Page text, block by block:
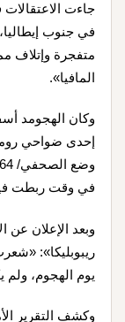
جاءت الاعتقالات
في جنوب
متفجرة وإتلاف
المافيا».
وكان الهجومد
إحدى ضواحي
في وقت ربطت فيه
وبعد الإعلان عن
ريبوبليكا»:
يوم الهجوم،
وكشف التقرير